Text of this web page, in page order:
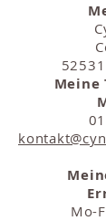
52531
Meine
Mo-